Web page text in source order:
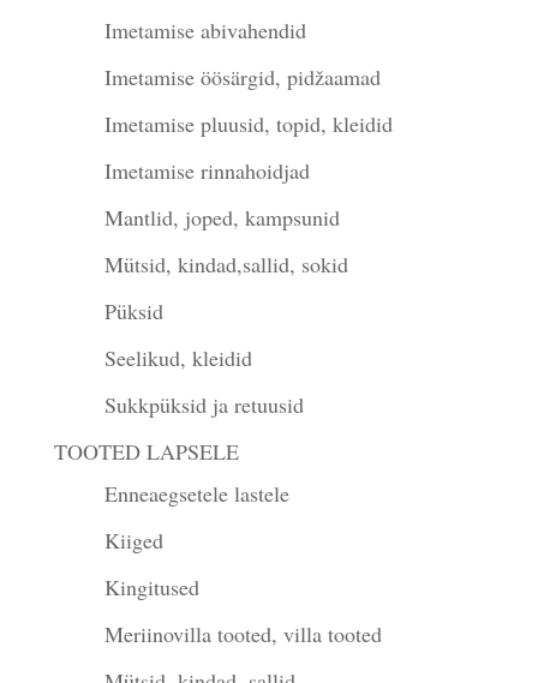
Imetamise abivahendid
Imetamise öösärgid, pidžaamad
Imetamise pluusid, topid, kleidid
Imetamise rinnahoidjad
Mantlid, joped, kampsunid
Mütsid, kindad,sallid, sokid
Püksid
Seelikud, kleidid
Sukkpüksid ja retuusid
TOOTED LAPSELE
Enneaegsetele lastele
Kiiged
Kingitused
Meriinovilla tooted, villa tooted